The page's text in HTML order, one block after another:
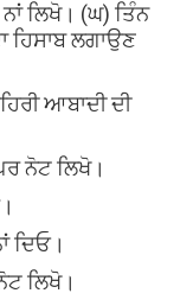
ਲਿਖੋ। (ਘ) ਤਿੰਨ
ਹਿਸਾਬ ਲਗਾਉਣ
ਆਬਾਦੀ ਦੀ
ਨੋਟ ਲਿਖੋ।
ਦਿਓ।
ਲਿਖੋ।